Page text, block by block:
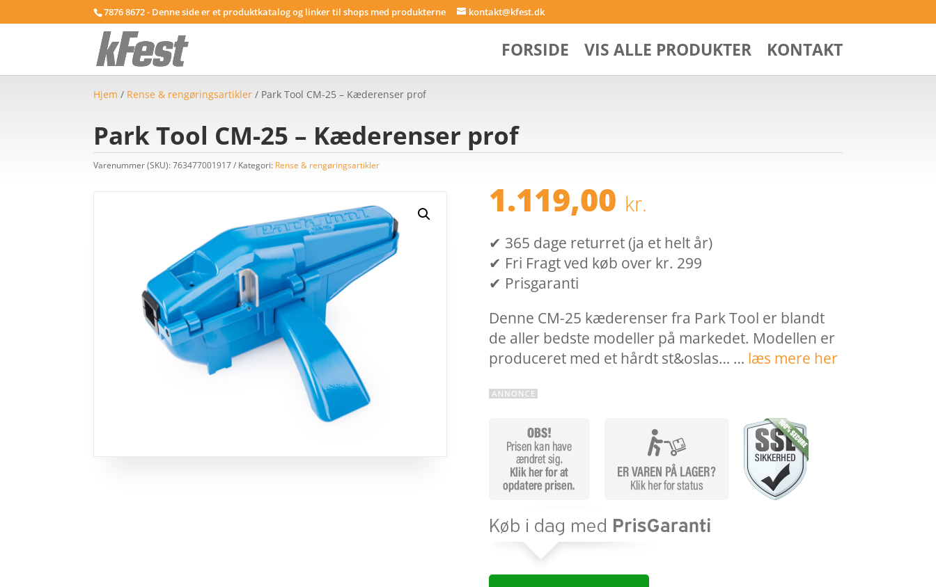
7876 8672 - Denne side er et produktkatalog og linker til shops med produkterne kontakt@kfest.dk
FORSIDE VIS ALLE PRODUKTER KONTAKT
Hjem / Rense & rengøringsartikler / Park Tool CM-25 – Kæderenser prof
Park Tool CM-25 – Kæderenser prof
Varenummer (SKU):763477001917 Kategori: Rense & rengøringsartikler
1.119,00 kr.
✔ 365 dage returret (ja et helt år)
✔ Fri Fragt ved køb over kr. 299
✔ Prisgaranti
Denne CM-25 kæderenser fra Park Tool er blandt
de aller bedste modeller på markedet. Modellen er
produceret med et hårdt st&oslas… … læs mere her